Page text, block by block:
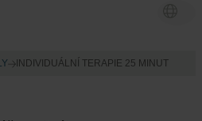
INDIVIDUÁLNÍ TERAPIE 25 MINUT